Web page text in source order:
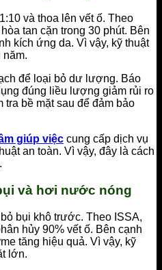
và thoa lên vết ố. Theo
tan cặn trong 30 phút. Bên
kích ứng da. Vì vậy, kỹ thuật
năm.
để loại bỏ dư lượng. Báo
đúng liều lượng giảm rủi ro
tra bề mặt sau để đảm bảo
giúp việc cung cấp dịch vụ
an toàn. Vì vậy, đây là cách
và hơi nước nóng
bụi khô trước. Theo ISSA,
hủy 90% vết ố. Bên cạnh
tăng hiệu quả. Vì vậy, kỹ
lớn.